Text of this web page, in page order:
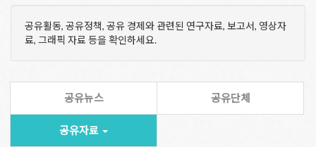
공유활동, 공유정책, 공유 경제와 관련된 연구자료, 보고서, 영상자
료, 그래픽 자료 등을 확인하세요.
공유뉴스 공유단체
공유자료